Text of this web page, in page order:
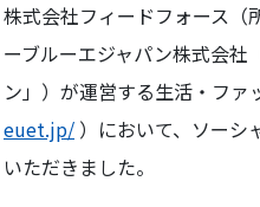
株式会社フィードフォース（
ーブルーエジャパン株式会社
ン」）が運営する生活・フ
euet.jp/ ）において、ソーシ
いただきました。